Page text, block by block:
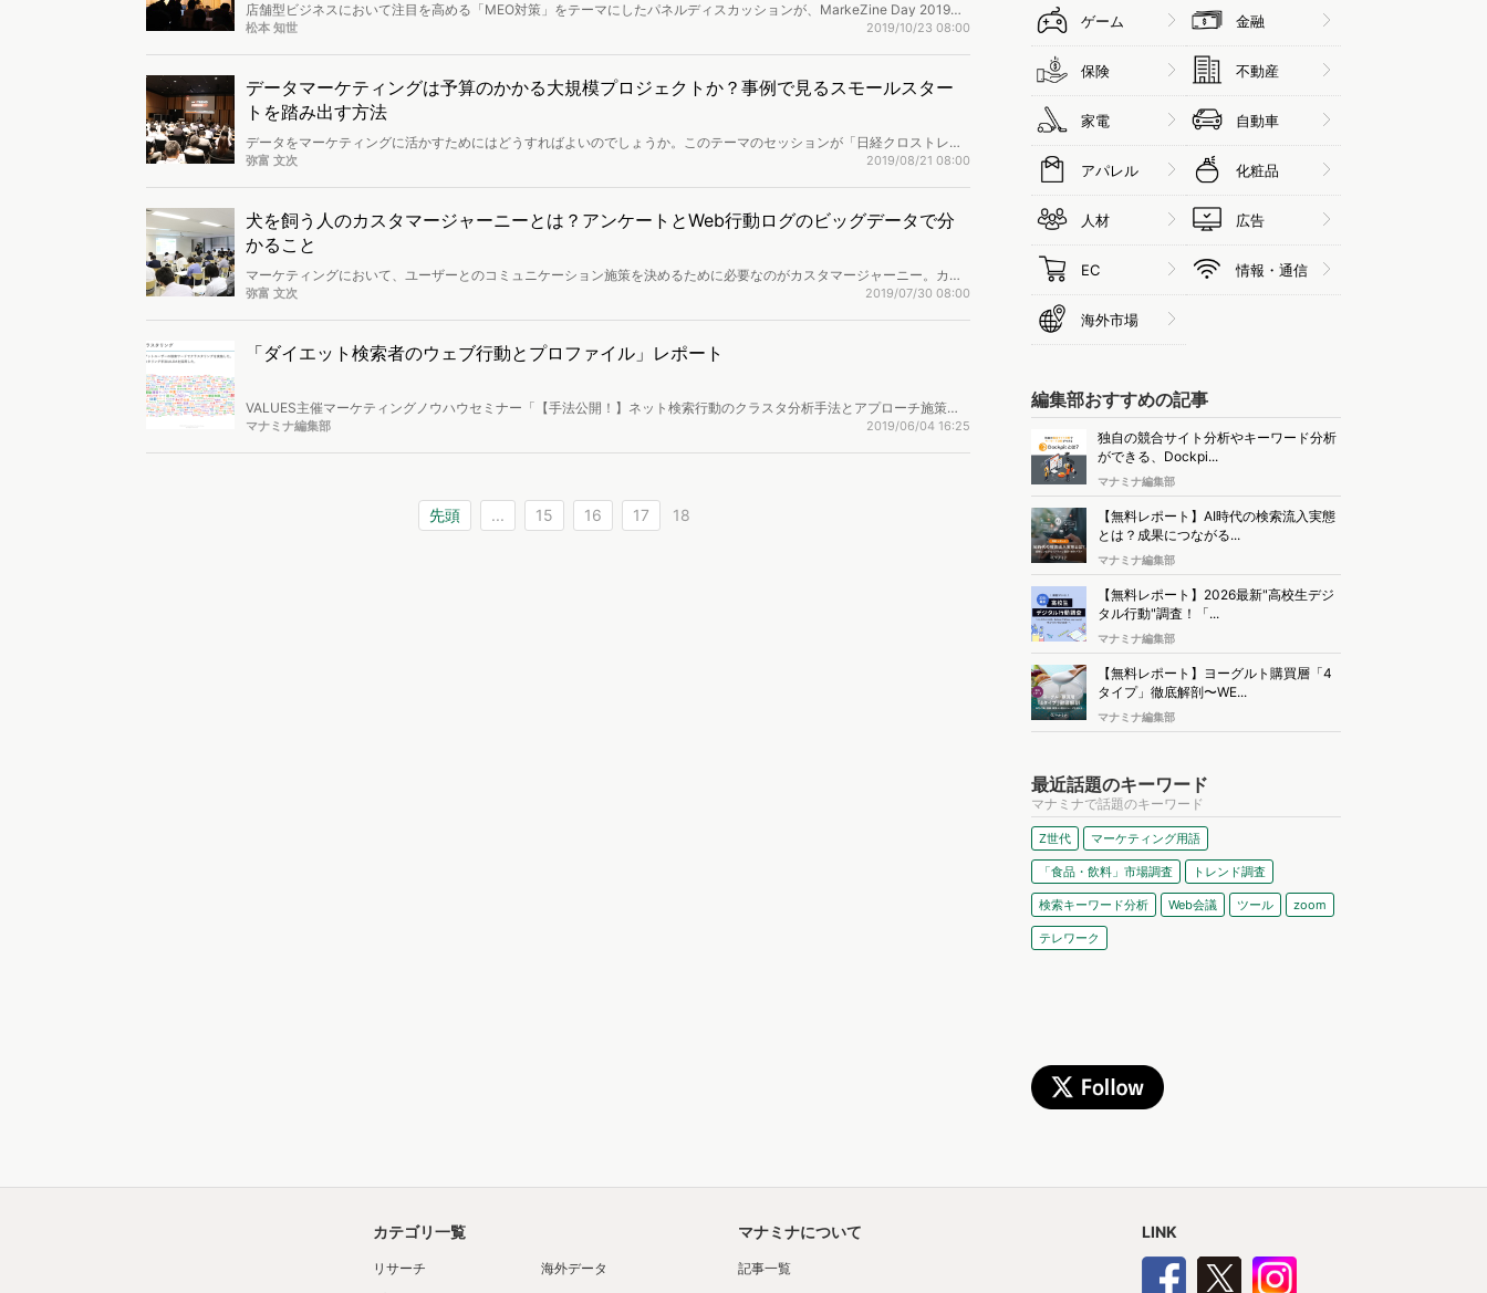
店舗型ビジネスにおいて注目を高める「MEO対策」をテーマにしたパネルディスカッションが、MarkeZine Day 2019
Autumnにて開催されました。カメラのキタムラの事例を軸に「スモールスタート」「可視化は手段」など、MEO対策の
松本 知世 2019/10/23 08:00
データマーケティングは予算のかかる大規模プロジェクトか？事例で見るスモールスター
トを踏み出す方法
データをマーケティングに活かすためにはどうすればよいのでしょうか。このテーマのセッションが「日経クロストレン
ドFORUM 2019」で行われました。ポイントは「スモールスタート」。大和リゾート株式会社のデータマーケティングの
弥富 文次 2019/08/21 08:00
犬を飼う人のカスタマージャーニーとは？アンケートとWeb行動ログのビッグデータで分
かること
マーケティングにおいて、ユーザーとのコミュニケーション施策を決めるために必要なのがカスタマージャーニー。カス
タマーの心情理解のための調査としてはアンケートを用いることが多いですが、インターネット上の検討行動は分かりま
ーを例にセミナーが行われました。
弥富 文次 2019/07/30 08:00
「ダイエット検索者のウェブ行動とプロファイル」レポート
VALUES主催マーケティングノウハウセミナー「【手法公開！】ネット検索行動のクラスタ分析手法とアプローチ施策に
活かすコツ」でご紹介した調査事例の抜粋版です。（ページ数｜22p）
マナミナ編集部 2019/06/04 16:25
先頭 ... 15 16 17 18
ゲーム 金融
保険 不動産
家電 自動車
アパレル 化粧品
人材 広告
EC 情報・通信
海外市場
編集部おすすめの記事
独自の競合サイト分析やキーワード分析
ができる、Dockpi...
マナミナ編集部
【無料レポート】AI時代の検索流入実態
とは？成果につながる...
マナミナ編集部
【無料レポート】2026最新"高校生デジ
タル行動"調査！「...
マナミナ編集部
【無料レポート】ヨーグルト購買層「4
タイプ」徹底解剖〜WE...
マナミナ編集部
最近話題のキーワード
マナミナで話題のキーワード
Z世代 マーケティング用語
「食品・飲料」市場調査 トレンド調査
検索キーワード分析 Web会議 ツール zoom
テレワーク
カテゴリ一覧
リサーチ
海外データ
マナミナについて
記事一覧
LINK